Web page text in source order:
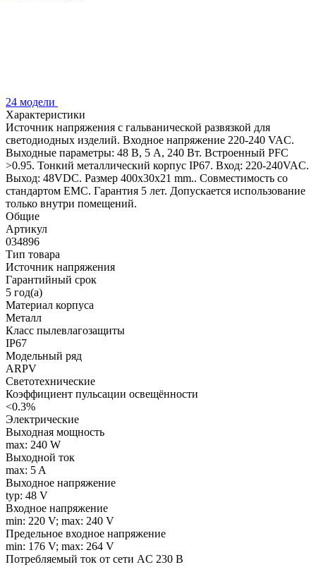
24 модели
Характеристики
Источник напряжения с гальванической развязкой для
светодиодных изделий. Входное напряжение 220-240 VAC.
Выходные параметры: 48 В, 5 А, 240 Вт. Встроенный PFC
>0.95. Тонкий металлический корпус IP67. Вход: 220-240VAC.
Выход: 48VDC. Размер 400х30х21 mm.. Совместимость со
стандартом EMC. Гарантия 5 лет. Допускается использование
только внутри помещений.
Общие
Артикул
034896
Тип товара
Источник напряжения
Гарантийный срок
5 год(а)
Материал корпуса
Металл
Класс пылевлагозащиты
IP67
Модельный ряд
ARPV
Светотехнические
Коэффициент пульсации освещённости
<0.3%
Электрические
Выходная мощность
max: 240 W
Выходной ток
max: 5 A
Выходное напряжение
typ: 48 V
Входное напряжение
min: 220 V; max: 240 V
Предельное входное напряжение
min: 176 V; max: 264 V
Потребляемый ток от сети AC 230 В